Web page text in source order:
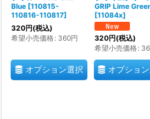
Blue [110815-
110816-110817]
320円(税込)
希望小売価格: 360円
オプション選択
GRIP Lime
[11084x]
320円(税込)
希望小売価格:
オプショ